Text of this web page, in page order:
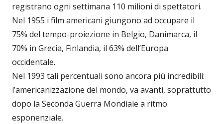
registrano ogni settimana 110 milioni di spettatori.
Nel 1955 i film americani giungono ad occupare il
75% del tempo-proiezione in Belgio, Danimarca, il
70% in Grecia, Finlandia, il 63% dell’Europa
occidentale.
Nel 1993 tali percentuali sono ancora più incredibili:
l’americanizzazione del mondo, va avanti, soprattutto
dopo la Seconda Guerra Mondiale a ritmo
esponenziale.